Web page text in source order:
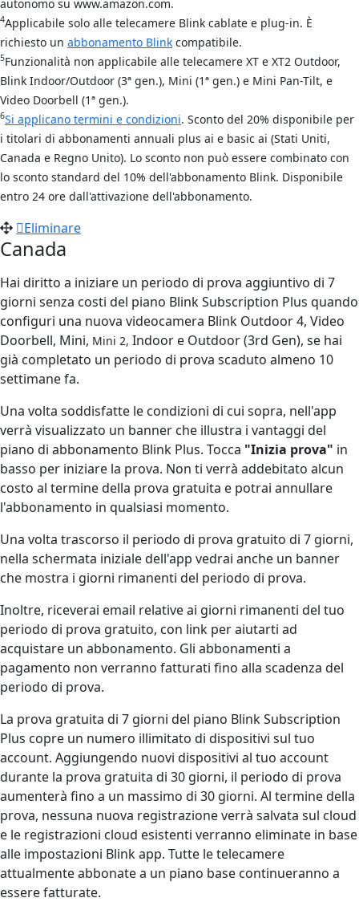
autonomo su www.amazon.com.
4Applicabile solo alle telecamere Blink cablate e plug-in. È
richiesto un abbonamento Blink compatibile.
5Funzionalità non applicabile alle telecamere XT e XT2 Outdoor,
Blink Indoor/Outdoor (3ª gen.), Mini (1ª gen.) e Mini Pan-Tilt, e
Video Doorbell (1ª gen.).
6Si applicano termini e condizioni. Sconto del 20% disponibile per
i titolari di abbonamenti annuali plus ai e basic ai (Stati Uniti,
Canada e Regno Unito). Lo sconto non può essere combinato con
lo sconto standard del 10% dell'abbonamento Blink. Disponibile
entro 24 ore dall'attivazione dell'abbonamento.
Eliminare
Canada
Hai diritto a iniziare un periodo di prova aggiuntivo di 7
giorni senza costi del piano Blink Subscription Plus quando
configuri una nuova videocamera Blink Outdoor 4, Video
Doorbell, Mini, Mini 2, Indoor e Outdoor (3rd Gen), se hai
già completato un periodo di prova scaduto almeno 10
settimane fa.
Una volta soddisfatte le condizioni di cui sopra, nell'app
verrà visualizzato un banner che illustra i vantaggi del
piano di abbonamento Blink Plus. Tocca "Inizia prova" in
basso per iniziare la prova. Non ti verrà addebitato alcun
costo al termine della prova gratuita e potrai annullare
l'abbonamento in qualsiasi momento.
Una volta trascorso il periodo di prova gratuito di 7 giorni,
nella schermata iniziale dell'app vedrai anche un banner
che mostra i giorni rimanenti del periodo di prova.
Inoltre, riceverai email relative ai giorni rimanenti del tuo
periodo di prova gratuito, con link per aiutarti ad
acquistare un abbonamento. Gli abbonamenti a
pagamento non verranno fatturati fino alla scadenza del
periodo di prova.
La prova gratuita di 7 giorni del piano Blink Subscription
Plus copre un numero illimitato di dispositivi sul tuo
account. Aggiungendo nuovi dispositivi al tuo account
durante la prova gratuita di 30 giorni, il periodo di prova
aumenterà fino a un massimo di 30 giorni. Al termine della
prova, nessuna nuova registrazione verrà salvata sul cloud
e le registrazioni cloud esistenti verranno eliminate in base
alle impostazioni Blink app. Tutte le telecamere
attualmente abbonate a un piano base continueranno a
essere fatturate.